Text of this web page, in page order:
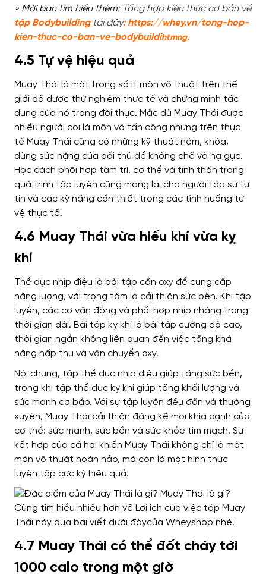
» Mời bạn tìm hiểu thêm: Tổng hợp kiến thức cơ bản về
tập Bodybuilding tại đây:https://whey.vn/tong-hop-
kien-thuc-co-ban-ve-bodybuildihtmng.
4.5 Tự vệ hiệu quả
Muay Thái là một trong số ít môn võ thuật trên thế
giới đã được thử nghiệm thực tế và chứng minh tác
dụng của nó trong đời thực. Mặc dù Muay Thái được
nhiều người coi là môn võ tấn công nhưng trên thực
tế Muay Thái cũng có những kỹ thuật ném, khóa,
dùng sức nặng của đối thủ để khống chế và hạ gục.
Học cách phối hợp tâm trí, cơ thể và tinh thần trong
quá trình tập luyện cũng mang lại cho người tập sự tự
tin và các kỹ năng cần thiết trong các tình huống tự
vệ thực tế.
4.6 Muay Thái vừa hiếu khí vừa kỵ
khí
Thể dục nhịp điệu là bài tập cần oxy để cung cấp
năng lượng, với trọng tâm là cải thiện sức bền. Khi tập
luyện, các cơ vận động và phối hợp nhịp nhàng trong
thời gian dài. Bài tập kỵ khí là bài tập cường độ cao,
thời gian ngắn không liên quan đến việc tăng khả
năng hấp thụ và vận chuyển oxy.
Nói chung, tập thể dục nhịp điệu giúp tăng sức bền,
trong khi tập thể dục kỵ khí giúp tăng khối lượng và
sức mạnh cơ bắp. Với sự tập luyện đều đặn và thường
xuyên, Muay Thái cải thiện đáng kể mọi khía cạnh của
cơ thể: sức mạnh, sức bền và sức khỏe tim mạch. Sự
kết hợp của cả hai khiến Muay Thái không chỉ là một
môn võ thuật hoàn hảo, mà còn là một hình thức
luyện tập cực kỳ hiệu quả.
4.7 Muay Thái có thể đốt cháy tới
1000 calo trong một giờ